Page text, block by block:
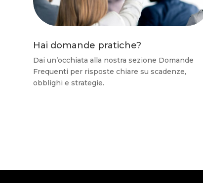
Hai domande pratiche?
Dai un’occhiata alla nostra sezione Domande
Frequenti per risposte chiare su scadenze,
obblighi e strategie.